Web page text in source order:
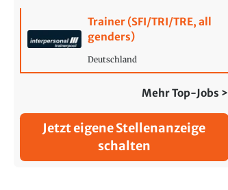
Trainer (SFI/TRI/TRE, all
genders)
Deutschland
Mehr Top-Jobs >
Jetzt eigene Stellenanzeige
schalten